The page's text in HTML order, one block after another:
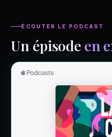
ÉCOUTER LE PODCAST
Un épisode en